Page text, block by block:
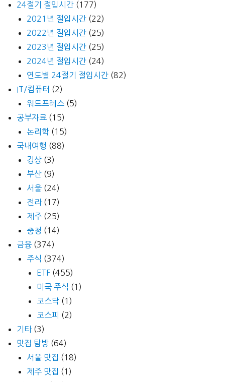
24절기 절입시간 (177)
2021년 절입시간 (22)
2022년 절입시간 (25)
2023년 절입시간 (25)
2024년 절입시간 (24)
연도별 24절기 절입시간 (82)
IT/컴퓨터 (2)
워드프레스 (5)
공부자료 (15)
논리학 (15)
국내여행 (88)
경상 (3)
부산 (9)
서울 (24)
전라(17)
제주 (25)
충청 (14)
금융 (374)
주식 (374)
ETF (455)
미국 주식 (1)
코스닥 (1)
코스피 (2)
기타(3)
맛집 탐방 (64)
서울 맛집 (18)
제주 맛집 (1)